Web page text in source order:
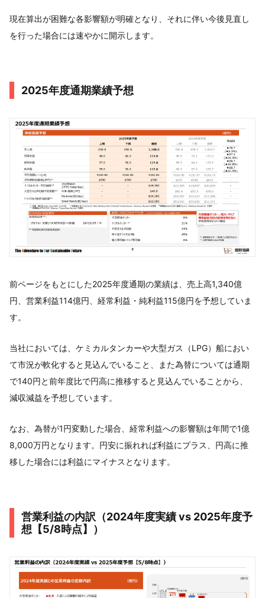
現在算出が困難な各影響額が明確となり、それに伴い今後見直し
を行った場合には速やかに開示します。
2025年度通期業績予想
前ページをもとにした2025年度通期の業績は、売上高1,340億
円、営業利益114億円、経常利益・純利益115億円を予想していま
す。
当社においては、ケミカルタンカーや大型ガス（LPG）船におい
て市況が軟化すると見込んでいること、また為替については通期
で140円と前年度比で円高に推移すると見込んでいることから、
減収減益を予想しています。
なお、為替が1円変動した場合、経常利益への影響額は年間で1億
8,000万円となります。円安に振れれば利益にプラス、円高に推
移した場合には利益にマイナスとなります。
営業利益の内訳（2024年度実績 vs 2025年度予
想【5/8時点】）